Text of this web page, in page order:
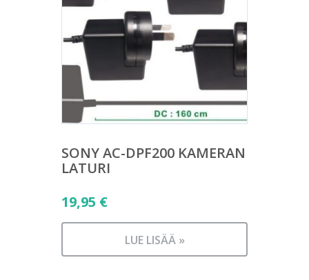
SONY AC-DPF200 KAMERAN
LATURI
19,95 €
LUE LISÄÄ »